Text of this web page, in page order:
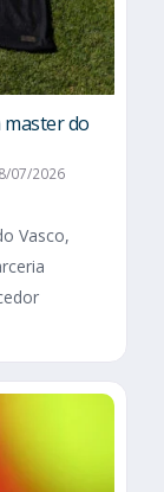
do
07/2026
Vasco,